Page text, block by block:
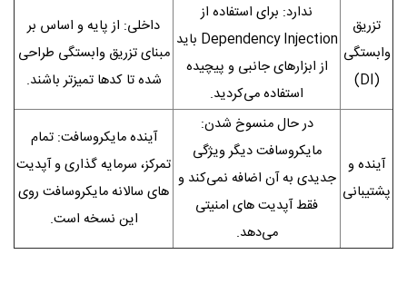
تزریق
وابستگی
(DI)
ندارد: برای استفاده از
Dependency Injection باید
از ابزارهای جانبی و پیچیده
استفاده می‌کردید.
داخلی: از پایه و اساس بر
مبنای تزریق وابستگی طراحی
شده تا کدها تمیزتر باشند.
آینده و
پشتیبانی
در حال منسوخ شدن:
مایکروسافت دیگر ویژگی
جدیدی به آن اضافه نمی‌کند و
فقط آپدیت‌ های امنیتی
می‌دهد.
آینده مایکروسافت: تمام
تمرکز، سرمایه‌ گذاری و آپدیت‌
های سالانه مایکروسافت روی
این نسخه است.